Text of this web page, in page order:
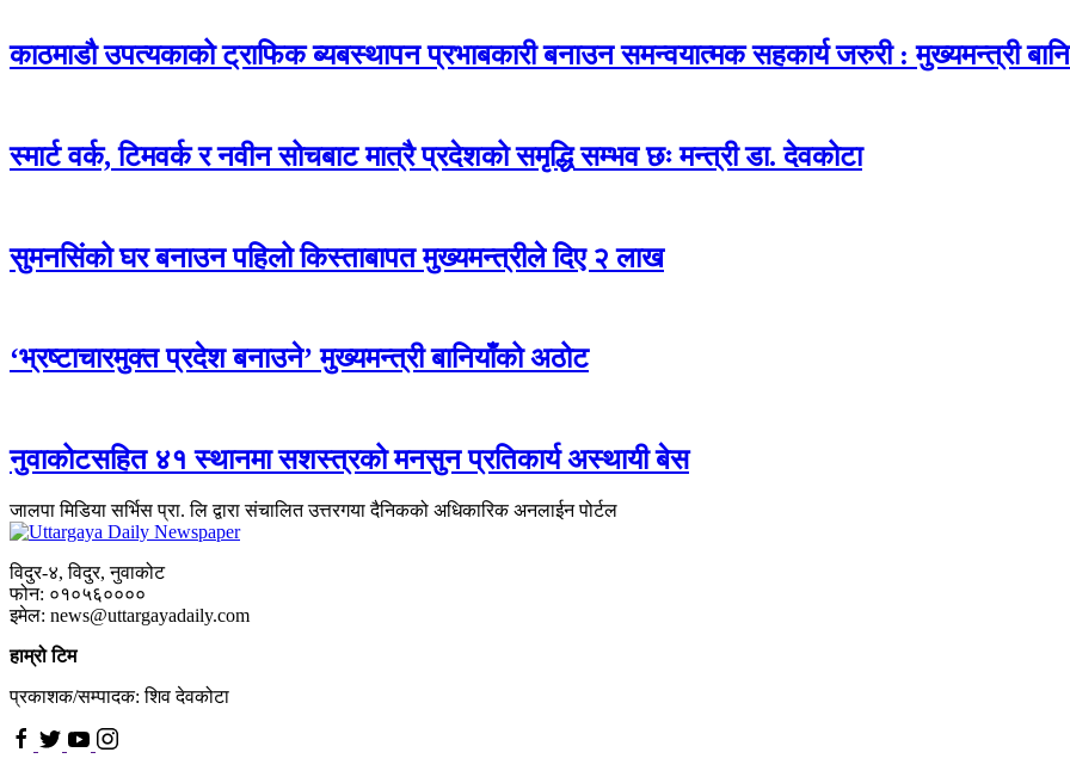
काठमाडौ उपत्यकाको ट्राफिक ब्यबस्थापन प्रभाबकारी बनाउन समन्वयात्मक सहकार्य जरुरी : मुख्यमन्त्री
स्मार्ट वर्क, टिमवर्क र नवीन सोचबाट मात्रै प्रदेशको समृद्धि सम्भव छः मन्त्री डा. देवकोटा
सुमनसिंको घर बनाउन पहिलो किस्ताबापत मुख्यमन्त्रीले दिए २ लाख
‘भ्रष्टाचारमुक्त प्रदेश बनाउने’ मुख्यमन्त्री बानियाँको अठोट
नुवाकोटसहित ४१ स्थानमा सशस्त्रको मनसुन प्रतिकार्य अस्थायी बेस
जालपा मिडिया सर्भिस प्रा. लि द्वारा संचालित उत्तरगया दैनिकको अधिकारिक अनलाईन पोर्टल
विदुर-४, विदुर, नुवाकोट
फोन: ०१०५६००००
इमेल: news@uttargayadaily.com
हाम्रो टिम
प्रकाशक/सम्पादक: शिव देवकोटा